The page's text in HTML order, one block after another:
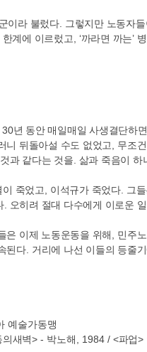
이라 불렀다. 그렇지만 노동자
계에 이르렀고 , ‘까라면 까는’
30년 동안 매일매일 사생결단하
니 뒤돌아설 수도 없었고 무조
과 같다는 것을 삶과 죽음이 하
이 죽었고 이석규가 죽었다. 그
. 오히려 절대 다수에게 이로운
은 이제 노동운동을 위해 민주
된다. 거리에 나선 이들의 등줄
예술가동맹
의새벽> - 박노해 , 1984 / <파업>